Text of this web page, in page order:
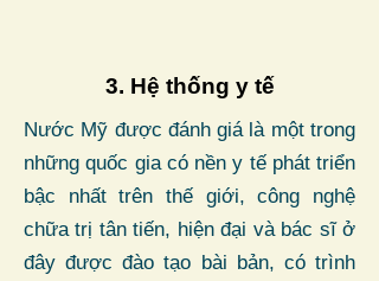
3. Hệ thống y tế
Nước Mỹ được đánh giá là một trong
những quốc gia có nền y tế phát triển
bậc nhất trên thế giới, công nghệ
chữa trị tân tiến, hiện đại và bác sĩ ở
đây được đào tạo bài bản, có trình